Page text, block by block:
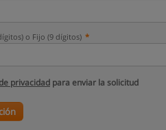
o Fijo (9 dígitos)
privacidad para enviar la solicitud